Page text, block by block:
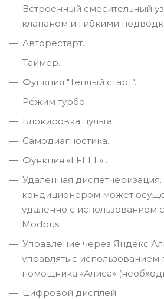
Встроенный смесительный
клапаном и гибкими
Авторестарт.
Таймер.
Функция "Теплый старт".
Режим турбо.
Блокировка пульта.
Самодиагностика.
Функция «I FEEL» .
Удаленная
кондиционером может
удаленно с использованием
Modbus.
Управление через Яндекс
управлять с использованием
помощника «Алиса»
Цифровой дисплей.